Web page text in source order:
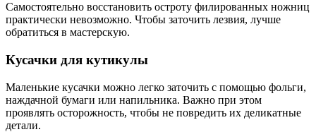
Самостоятельно восстановить остроту филированных ножниц
практически невозможно. Чтобы заточить лезвия, лучше
обратиться в мастерскую.
Кусачки для кутикулы
Маленькие кусачки можно легко заточить с помощью фольги,
наждачной бумаги или напильника. Важно при этом
проявлять осторожность, чтобы не повредить их деликатные
детали.